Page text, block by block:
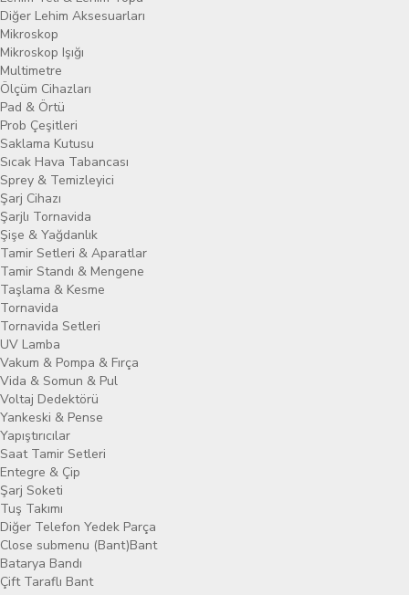
Diğer Lehim Aksesuarları
Mikroskop
Mikroskop Işığı
Multimetre
Ölçüm Cihazları
Pad & Örtü
Prob Çeşitleri
Saklama Kutusu
Sıcak Hava Tabancası
Sprey & Temizleyici
Şarj Cihazı
Şarjlı Tornavida
Şişe & Yağdanlık
Tamir Setleri & Aparatlar
Tamir Standı & Mengene
Taşlama & Kesme
Tornavida
Tornavida Setleri
UV Lamba
Vakum & Pompa & Fırça
Vida & Somun & Pul
Voltaj Dedektörü
Yankeski & Pense
Yapıştırıcılar
Saat Tamir Setleri
Entegre & Çip
Şarj Soketi
Tuş Takımı
Diğer Telefon Yedek Parça
Close submenu (Bant)Bant
Batarya Bandı
Çift Taraflı Bant